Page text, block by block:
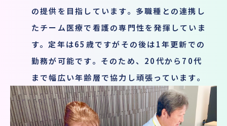
の提供を目指しています。多職種との連携し
たチーム医療で看護の専門性を発揮していま
す。定年は65歳ですがその後は1年更新での
勤務が可能です。そのため、20代から70代
まで幅広い年齢層で協力し頑張っています。